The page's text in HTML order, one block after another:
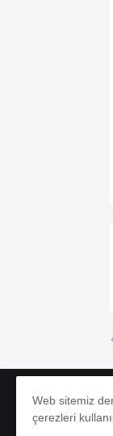
Web sitemiz
çerezleri